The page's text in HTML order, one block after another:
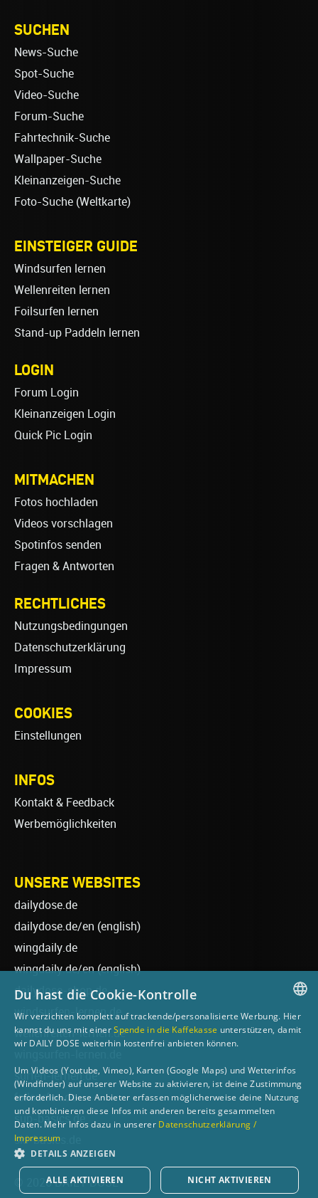
SUCHEN
News-Suche
Spot-Suche
Video-Suche
Forum-Suche
Fahrtechnik-Suche
Wallpaper-Suche
Kleinanzeigen-Suche
Foto-Suche (Weltkarte)
EINSTEIGER GUIDE
Windsurfen lernen
Wellenreiten lernen
Foilsurfen lernen
Stand-up Paddeln lernen
LOGIN
Forum Login
Kleinanzeigen Login
Quick Pic Login
MITMACHEN
Fotos hochladen
Videos vorschlagen
Spotinfos senden
Fragen & Antworten
RECHTLICHES
Nutzungsbedingungen
Datenschutzerklärung
Impressum
COOKIES
Einstellungen
INFOS
Kontakt & Feedback
Werbemöglichkeiten
UNSERE WEBSITES
dailydose.de
dailydose.de/en (english)
wingdaily.de
wingdaily.de/en(english)
dailydose-shop.de
windsurfen-lernen.de
wellenreiten-lernen.de
surfen-lernen.de
foilsurfen.de
sup-basics.de
ski-basics.de
© 2026 DAILY DOSE
GERMAN
Du hast die Cookie-Kontrolle
Wir verzichten komplett auf trackende/personalisierte Werbung. Hier
kannst du uns mit einerSpende in die Kaffekasse unterstützen, damit
wir DAILY DOSE weiterhin kostenfrei anbieten können.
Um Videos (Youtube, Vimeo), Karten (Google Maps) und Wetterinfos
(Windfinder) auf unserer Website zu aktivieren, ist deine Zustimmung
erforderlich. Diese Anbieter erfassen möglicherweise deine Nutzung
und kombinieren diese Infos mit anderen bereits gesammelten
Daten. Mehr Infos dazu in unserer Datenschutzerklärung /
Impressum
DETAILS ANZEIGEN
ALLE AKTIVIEREN NICHT AKTIVIEREN